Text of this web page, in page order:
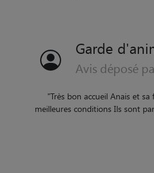
Garde
Avis déposé
"Jeune